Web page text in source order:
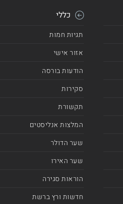
כללי
תגיות חמות
אזור אישי
הודעות בורסה
סקירות
תקשורת
המלצות אנליסטים
שער הדולר
שער האירו
הוראות סגירה
חדשות ורץ ברשת